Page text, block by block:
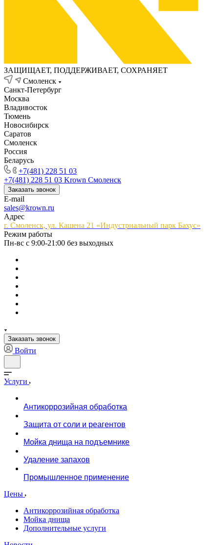
ЗАЩИЩАЕТ, ПОДДЕРЖИВАЕТ, СОХРАНЯЕТ
Смоленск
Санкт-Петербург
Москва
Владивосток
Тюмень
Новосибирск
Саратов
Смоленск
Россия
Беларусь
+7(481) 228 51 03
+7(481) 228 51 03 Krown Смоленск
Заказать звонок
E-mail
sales@krown.ru
Адрес
г. Смоленск, ул. Кашена 21 «Индустриальный парк Бахус»
Режим работы
Пн-вс с 9:00-21:00 без выходных
Заказать звонок
Войти
Услуги
Антикоррозийная обработка
Защита от соли и реагентов
Мойка днища на подъемнике
Удаление запахов
Промышленное применение
Цены
Антикоррозийная обработка
Мойка днища
Дополнительные услуги